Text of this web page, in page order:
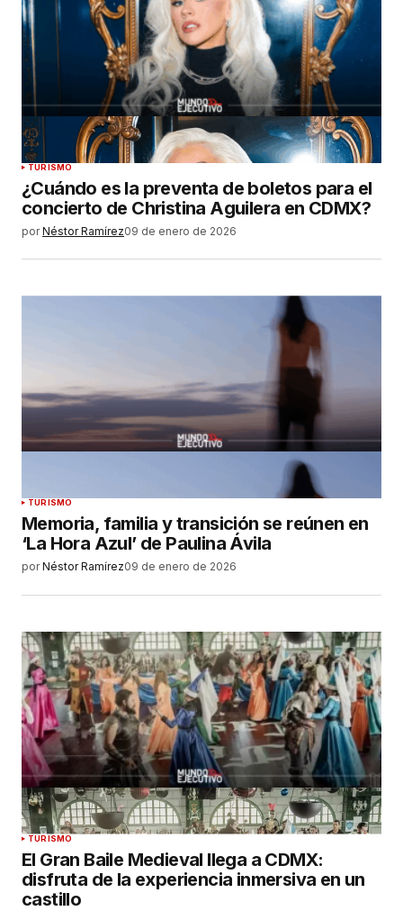
TURISMO
¿Cuándo es la preventa de boletos para el
concierto de Christina Aguilera en CDMX?
por Néstor Ramírez09 de enero de 2026
TURISMO
Memoria, familia y transición se reúnen en
‘La Hora Azul’ de Paulina Ávila
por Néstor Ramírez09 de enero de 2026
TURISMO
El Gran Baile Medieval llega a CDMX:
disfruta de la experiencia inmersiva en un
castillo